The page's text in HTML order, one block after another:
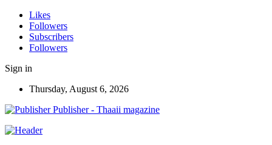
Likes
Followers
Subscribers
Followers
Sign in
Thursday, August 6, 2026
Publisher - Thaaii magazine